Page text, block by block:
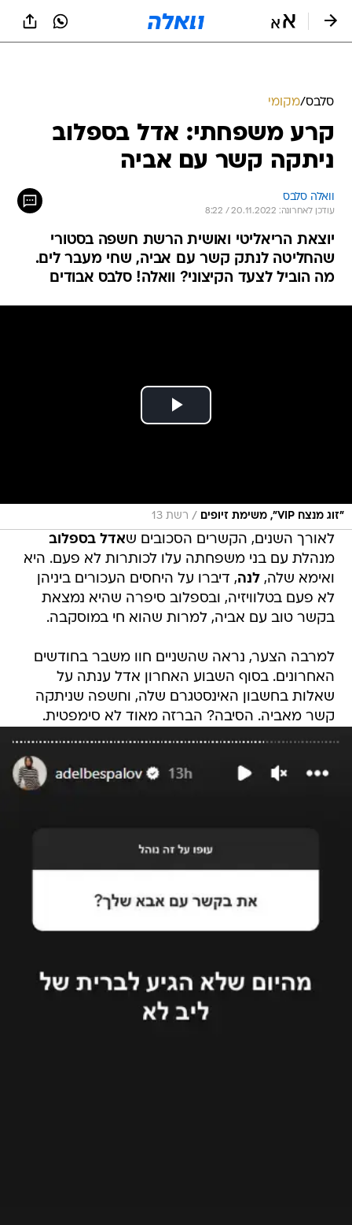
סלבס/מקומי
קרע משפחתי: אדל בספלוב
ניתקה קשר עם אביה
וואלה סלבס
עודכן לאחרונה: 20.11.2022 / 8:22
יוצאת הריאליטי ואושית הרשת חשפה בסטורי
שהחליטה לנתק קשר עם אביה, שחי מעבר לים.
מה הוביל לצעד הקיצוני? וואלה! סלבס אבודים
"זוג מנצח VIP", משימת זיופים / רשת 13
לאורך השנים, הקשרים הסכובים שאדל בספלוב
מנהלת עם בני משפחתה עלו לכותרות לא פעם. היא
ואימא שלה,לנה, דיברו על היחסים העכורים ביניהן
לא פעם בטלוויזיה, ובספלוב סיפרה שהיא נמצאת
בקשר טוב עם אביה, למרות שהוא חי במוסקבה.
למרבה הצער, נראה שהשניים חוו משבר בחודשים
האחרונים. בסוף השבוע האחרון אדל ענתה על
שאלות בחשבון האינסטגרם שלה, וחשפה שניתקה
קשר מאביה. הסיבה? הברזה מאוד לא סימפטית.